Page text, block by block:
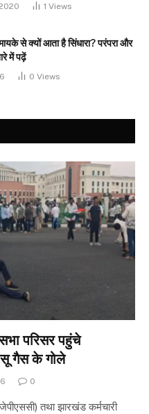
1 Views
से क्यों आता है सिंधारा? परंपरा और
में पढ़ें
0 Views
परिसर पहुंचे
गैस के गोले
0
तथा झारखंड कर्मचारी